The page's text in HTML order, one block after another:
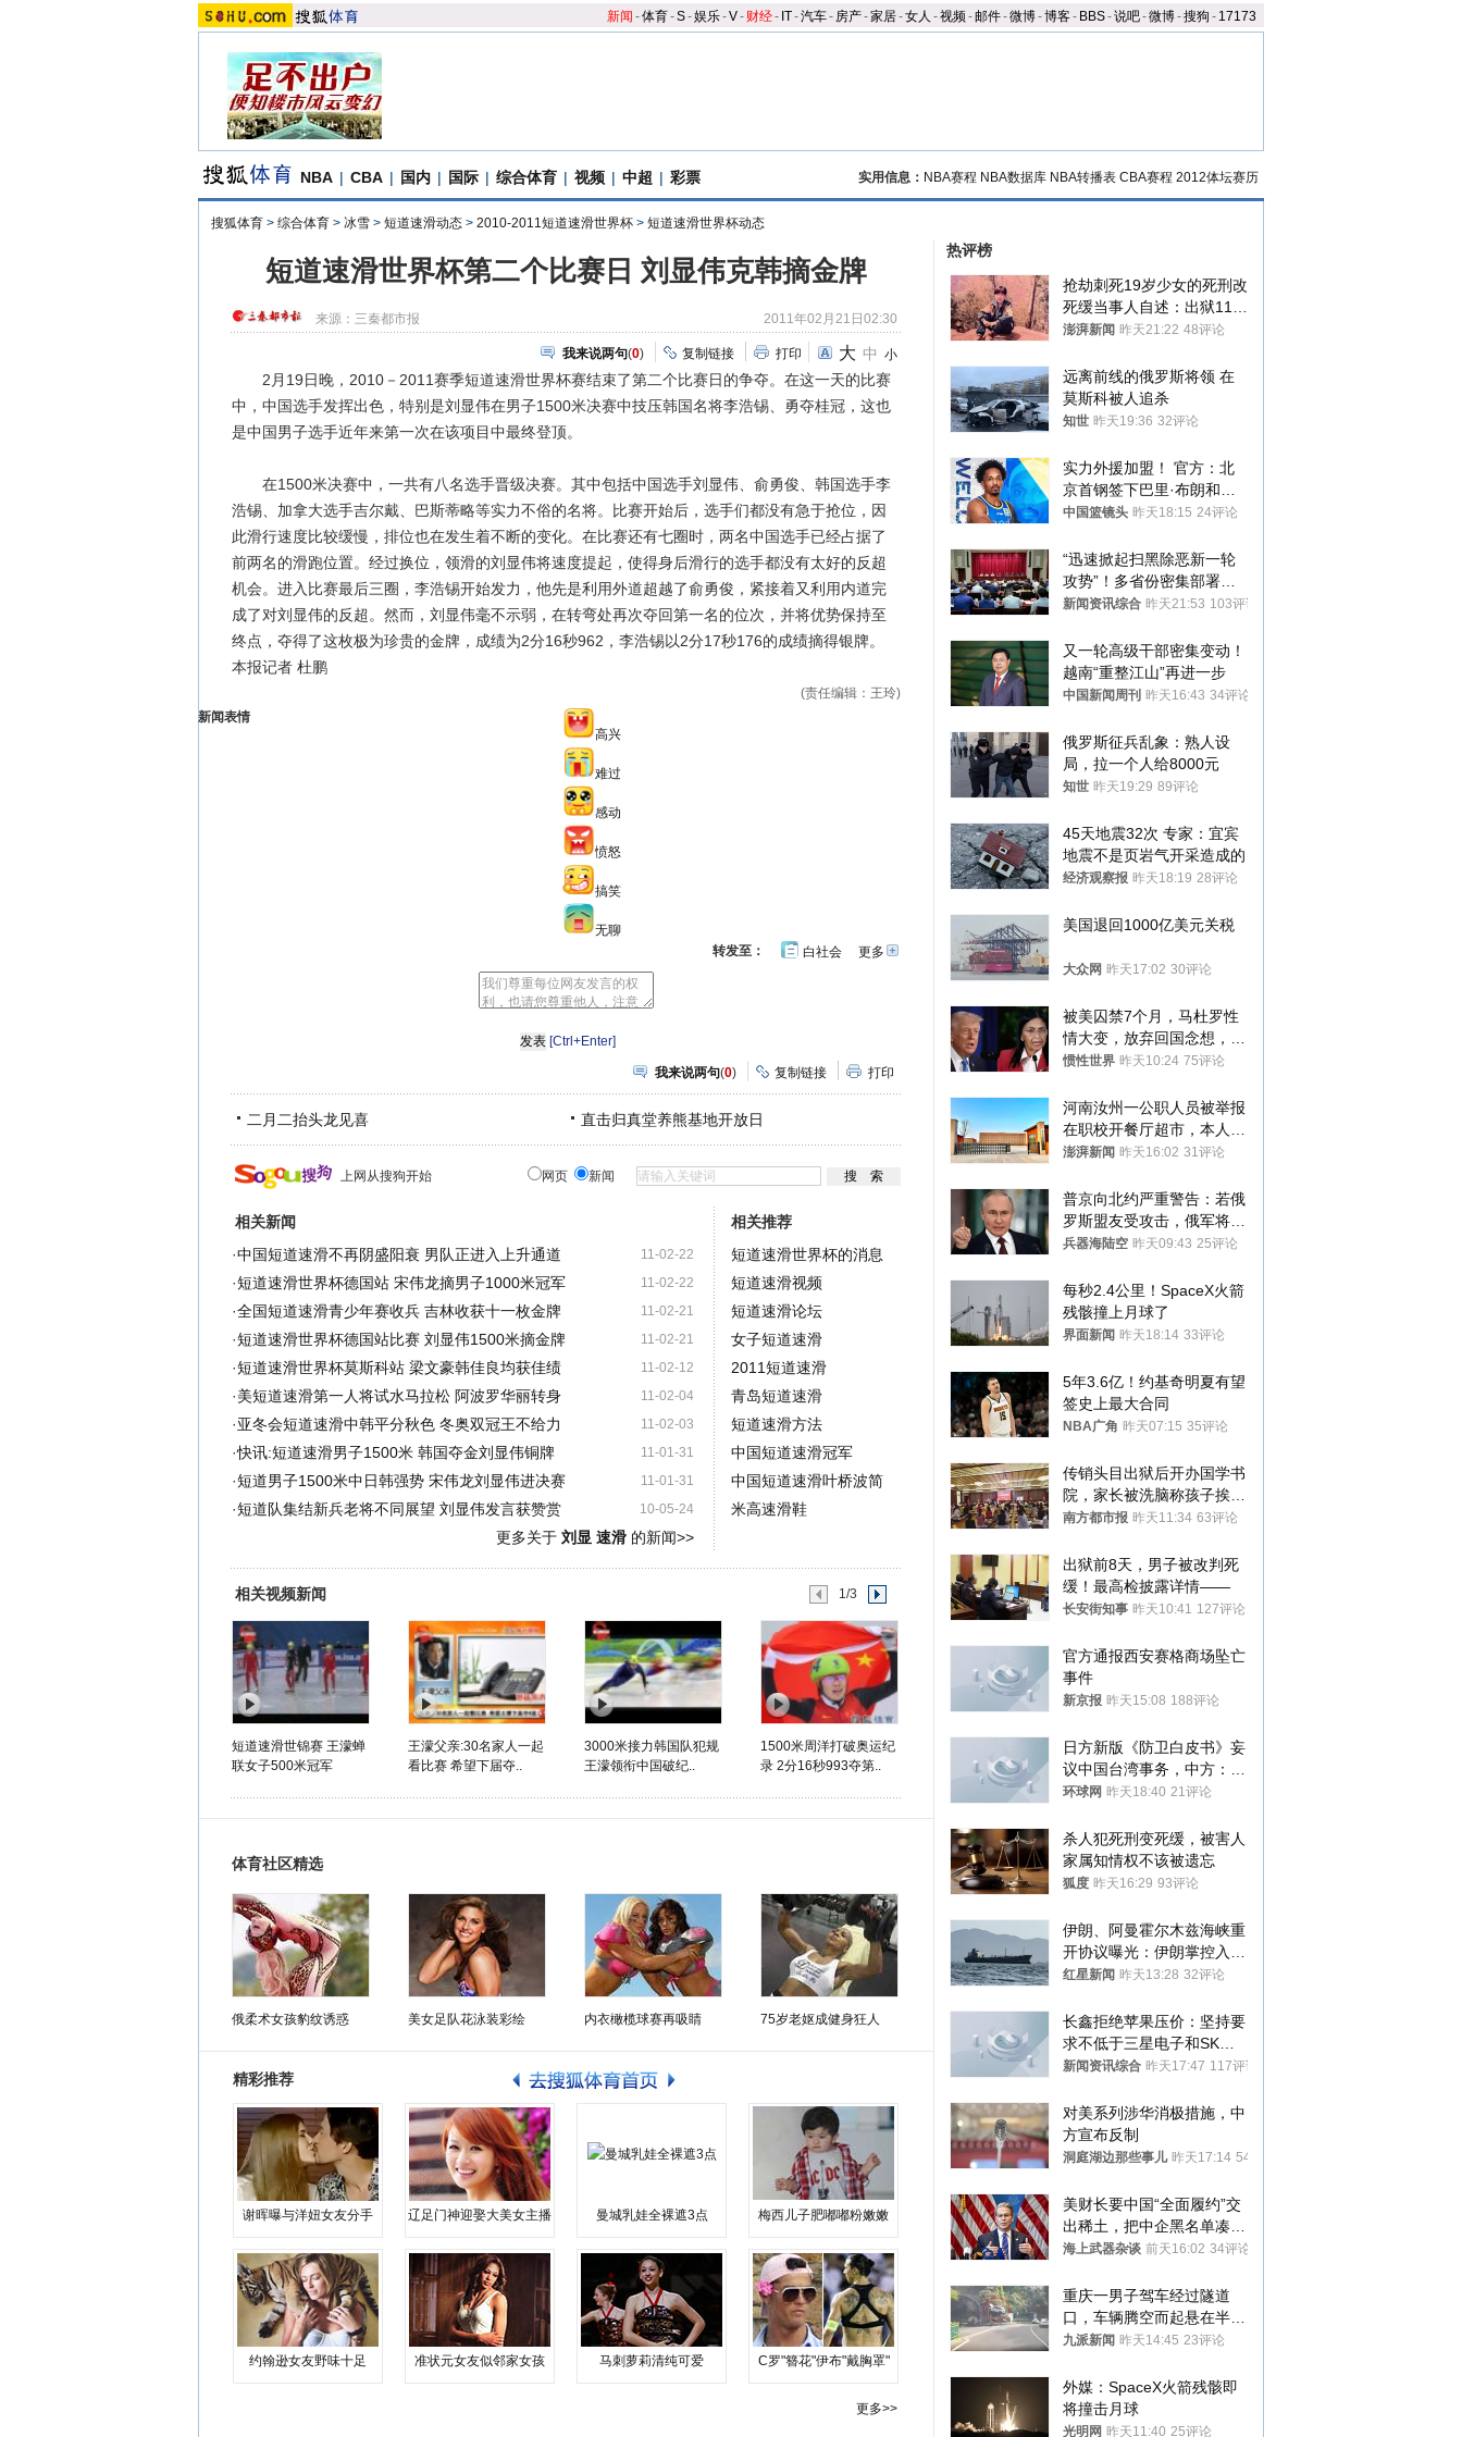
新闻 -体育-S-娱乐-V- 财经- IT-汽车- 房产-家居-女人 -视频-邮件-微博-博客- BBS-说吧-微博-搜狗 - 17173
NBA | CBA | 国内 | 国际 | 综合体育 | 视频 | 中超 | 彩票 实用信息： NBA赛程 NBA数据库 NBA转播表 CBA赛程 2012体坛赛历
搜狐体育 > 综合体育 > 冰雪 > 短道速滑动态 > 2010-2011短道速滑世界杯 > 短道速滑世界杯动态
短道速滑世界杯第二个比赛日 刘显伟克韩摘金牌
来源： 三秦都市报 2011年02月21日02:30
我来说两句(0) 复制链接 打印 大 中 小
2月19日晚，2010－2011赛季短道速滑世界杯赛结束了第二个比赛日的争夺。在这一天的比赛
中，中国选手发挥出色，特别是刘显伟在男子1500米决赛中技压韩国名将李浩锡、勇夺桂冠，这也
是中国男子选手近年来第一次在该项目中最终登顶。
在1500米决赛中，一共有八名选手晋级决赛。其中包括中国选手刘显伟、俞勇俊、韩国选手李
浩锡、加拿大选手吉尔戴、巴斯蒂略等实力不俗的名将。比赛开始后，选手们都没有急于抢位，因
此滑行速度比较缓慢，排位也在发生着不断的变化。在比赛还有七圈时，两名中国选手已经占据了
前两名的滑跑位置。经过换位，领滑的刘显伟将速度提起，使得身后滑行的选手都没有太好的反超
机会。进入比赛最后三圈，李浩锡开始发力，他先是利用外道超越了俞勇俊，紧接着又利用内道完
成了对刘显伟的反超。然而，刘显伟毫不示弱，在转弯处再次夺回第一名的位次，并将优势保持至
终点，夺得了这枚极为珍贵的金牌，成绩为2分16秒962，李浩锡以2分17秒176的成绩摘得银牌。
本报记者 杜鹏
(责任编辑：王玲)
新闻表情
高兴
难过
感动
愤怒
搞笑
无聊
更多开
转发至： 白社会
[Ctrl+Enter]
我来说两句(0) 复制链接 打印
二月二抬头龙见喜 直击归真堂养熊基地开放日
上网从搜狗开始 网页 新闻
相关新闻
11-02-22
·中国短道速滑不再阴盛阳衰 男队正进入上升通道
11-02-22
·短道速滑世界杯德国站 宋伟龙摘男子1000米冠军
11-02-21
·全国短道速滑青少年赛收兵 吉林收获十一枚金牌
11-02-21
·短道速滑世界杯德国站比赛 刘显伟1500米摘金牌
11-02-12
·短道速滑世界杯莫斯科站 梁文豪韩佳良均获佳绩
11-02-04
·美短道速滑第一人将试水马拉松 阿波罗华丽转身
11-02-03
·亚冬会短道速滑中韩平分秋色 冬奥双冠王不给力
11-01-31
·快讯:短道速滑男子1500米 韩国夺金刘显伟铜牌
11-01-31
·短道男子1500米中日韩强势 宋伟龙刘显伟进决赛
10-05-24
·短道队集结新兵老将不同展望 刘显伟发言获赞赏
更多关于 刘显 速滑的新闻>>
相关推荐
短道速滑世界杯的消息
短道速滑视频
短道速滑论坛
女子短道速滑
2011短道速滑
青岛短道速滑
短道速滑方法
中国短道速滑冠军
中国短道速滑叶桥波简
米高速滑鞋
相关视频新闻 1/3
短道速滑世锦赛 王濛蝉
联女子500米冠军
王濛父亲:30名家人一起
看比赛 希望下届夺..
3000米接力韩国队犯规
王濛领衔中国破纪..
1500米周洋打破奥运纪
录 2分16秒993夺第..
体育社区精选
俄柔术女孩豹纹诱惑 美女足队花泳装彩绘 内衣橄榄球赛再吸睛 75岁老妪成健身狂人
精彩推荐
谢晖曝与洋妞女友分手 辽足门神迎娶大美女主播 曼城乳娃全裸遮3点 梅西儿子肥嘟嘟粉嫩嫩
约翰逊女友野味十足 准状元女友似邻家女孩 马刺萝莉清纯可爱 C罗"簪花"伊布"戴胸罩"
更多>>
热评榜
抢劫刺死19岁少女的死刑改
死缓当事人自述：出狱11年
间始终刻意躲避被害人家属
澎湃新闻 昨天21:22 48评论
远离前线的俄罗斯将领 在
莫斯科被人追杀
知世 昨天19:36 32评论
实力外援加盟！ 官方：北
京首钢签下巴里·布朗和桑
普森
中国篮镜头 昨天18:15 24评论
“迅速掀起扫黑除恶新一轮
攻势”！多省份密集部署，
公布举报方式
新闻资讯综合 昨天21:53 103评论
又一轮高级干部密集变动！
越南“重整江山”再进一步
中国新闻周刊 昨天16:43 34评论
俄罗斯征兵乱象：熟人设
局，拉一个人给8000元
知世 昨天19:29 89评论
45天地震32次 专家：宜宾
地震不是页岩气开采造成的
经济观察报 昨天18:19 28评论
美国退回1000亿美元关税
大众网 昨天17:02 30评论
被美囚禁7个月，马杜罗性
情大变，放弃回国念想，最
后嘱托已公开
惯性世界 昨天10:24 75评论
河南汝州一公职人员被举报
在职校开餐厅超市，本人回
应称“是给别人帮忙”
澎湃新闻 昨天16:02 31评论
普京向北约严重警告：若俄
罗斯盟友受攻击，俄军将动
用核武器保护
兵器海陆空 昨天09:43 25评论
每秒2.4公里！SpaceX火箭
残骸撞上月球了
界面新闻 昨天18:14 33评论
5年3.6亿！约基奇明夏有望
签史上最大合同
NBA广角 昨天07:15 35评论
传销头目出狱后开办国学书
院，家长被洗脑称孩子挨打
才有效果
南方都市报 昨天11:34 63评论
出狱前8天，男子被改判死
缓！最高检披露详情——
长安街知事 昨天10:41 127评论
官方通报西安赛格商场坠亡
事件
新京报 昨天15:08 188评论
日方新版《防卫白皮书》妄
议中国台湾事务，中方：强
烈不满、坚决反对，已向日
环球网 昨天18:40 21评论
杀人犯死刑变死缓，被害人
家属知情权不该被遗忘
狐度 昨天16:29 93评论
伊朗、阿曼霍尔木兹海峡重
开协议曝光：伊朗掌控入湾
航道，与阿曼平分“服务费”
红星新闻 昨天13:28 32评论
长鑫拒绝苹果压价：坚持要
求不低于三星电子和SK海
力士
新闻资讯综合 昨天17:47 117评论
对美系列涉华消极措施，中
方宣布反制
洞庭湖边那些事儿 昨天17:14 54评论
美财长要中国“全面履约”交
出稀土，把中企黑名单凑到
187家，中方做最坏打算
海上武器杂谈 前天16:02 34评论
重庆一男子驾车经过隧道
口，车辆腾空而起悬在半
空，消防： 2人已送医，正
九派新闻 昨天14:45 23评论
外媒：SpaceX火箭残骸即
将撞击月球
光明网 昨天11:40 25评论